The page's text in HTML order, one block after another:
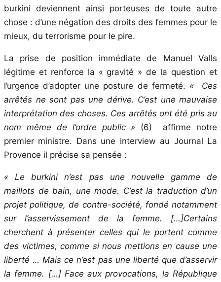
burkini deviennent ainsi porteuses de toute autre
chose : d’une négation des droits des femmes pour le
mieux, du terrorisme pour le pire.
La prise de position immédiate de Manuel Valls
légitime et renforce la « gravité » de la question et
l’urgence d’adopter une posture de fermeté. « Ces
arrêtés ne sont pas une dérive. C’est une mauvaise
interprétation des choses. Ces arrêtés ont été pris au
nom même de l’ordre public » (6) affirme notre
premier ministre. Dans une interview au Journal La
Provence il précise sa pensée :
« Le burkini n’est pas une nouvelle gamme de
maillots de bain, une mode. C’est la traduction d’un
projet politique, de contre-société, fondé notamment
sur l’asservissement de la femme. […]Certains
cherchent à présenter celles qui le portent comme
des victimes, comme si nous mettions en cause une
liberté … Mais ce n’est pas une liberté que d’asservir
la femme. […] Face aux provocations, la République